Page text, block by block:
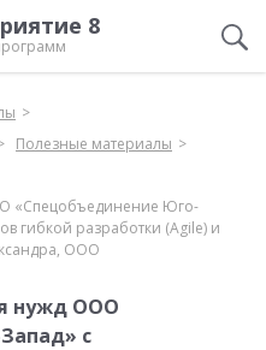
8
Полезные материалы
«Спецобъединение Юго-
гибкой разработки (Agile) и
ООО
нужд ООО
с